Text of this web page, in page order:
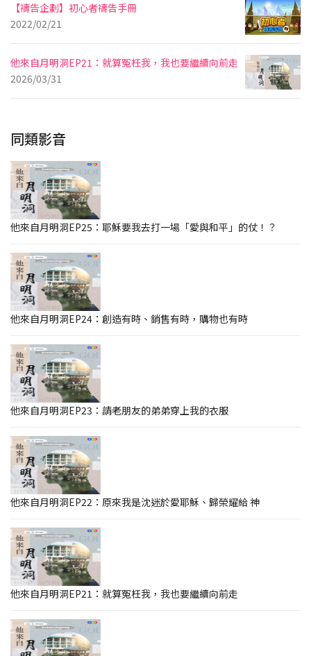
【禱告企劃】初心者禱告手冊
2022/02/21
他來自月明洞EP21：就算冤枉我，我也要繼續向前走
2026/03/31
同類影音
他來自月明洞EP25：耶穌要我去打一場「愛與和平」的仗！？
他來自月明洞EP24：創造有時、銷售有時，購物也有時
他來自月明洞EP23：請老朋友的弟弟穿上我的衣服
他來自月明洞EP22：原來我是沈迷於愛耶穌、歸榮耀給 神
他來自月明洞EP21：就算冤枉我，我也要繼續向前走